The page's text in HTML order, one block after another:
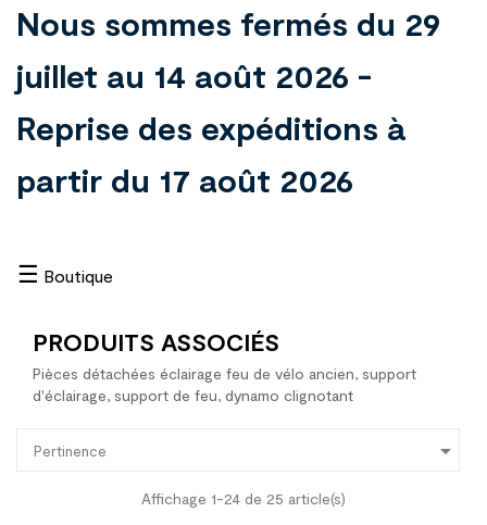
Nous sommes fermés du 29
juillet au 14 août 2026 -
Reprise des expéditions à
partir du 17 août 2026
Boutique
☰
PRODUITS ASSOCIÉS
Pièces détachées éclairage feu de vélo ancien, support
d'éclairage, support de feu, dynamo clignotant
Pertinence 
Affichage 1-24 de 25 article(s)